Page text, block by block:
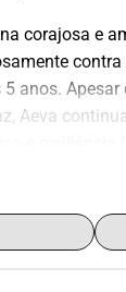
corajosa e
contra
5 anos.
Aeva
crítico.
e
e